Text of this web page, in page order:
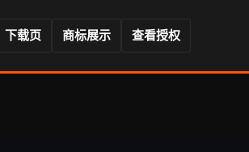
下载页 商标展示 查看授权